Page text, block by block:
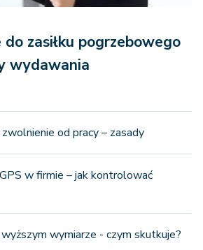
zasiłku pogrzebowego
wydawania
od pracy – zasady
w firmie – jak kontrolować
wymiarze - czym skutkuje?